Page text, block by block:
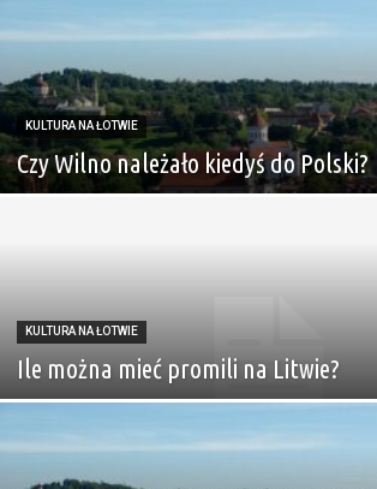
KULTURA NA ŁOTWIE
Czy Wilno należało kiedyś do Polski?
KULTURA NA ŁOTWIE
Ile można mieć promili na Litwie?